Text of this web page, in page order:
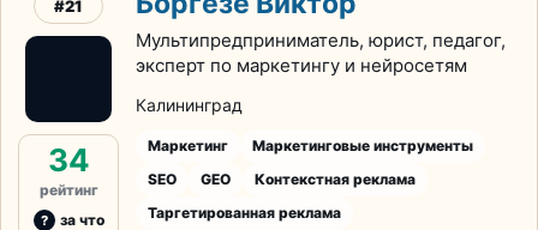
#21
34
рейтинг
за что
Мультипредприниматель, юрист, педагог,
эксперт по маркетингу и нейросетям
Калининград
Маркетинг
Маркетинговые инструменты
SEO
GEO
Контекстная реклама
Таргетированная реклама